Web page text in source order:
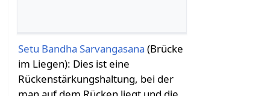
Setu Bandha Sarvangasana (Brücke
im Liegen): Dies ist eine
Rückenstärkungshaltung, bei der